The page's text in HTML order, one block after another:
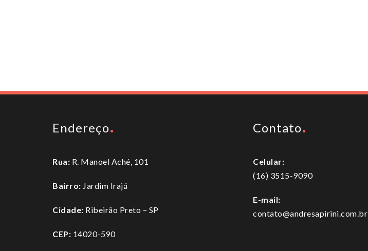
Endereço
Rua: R. Manoel Aché, 101
Bairro: Jardim Irajá
Cidade: Ribeirão Preto – SP
CEP: 14020-590
Contato
Celular:
(16) 3515-9090
E-mail:
contato@andresapirini.com.br